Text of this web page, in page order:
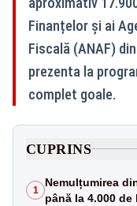
Finanțelor și ai
Fiscală (ANAF)
prezenta la
complet goale.
CUPRINS
1
Nemulțumirea
până la 4.000 de